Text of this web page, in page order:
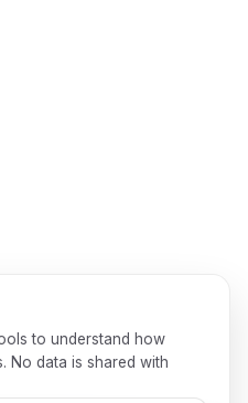
to understand how
No data is shared with